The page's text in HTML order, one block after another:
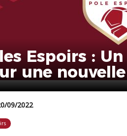
Espoirs :
une
09/2022